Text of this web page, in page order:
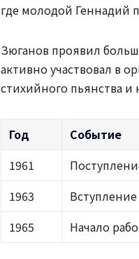
где молодой Геннадий
Зюганов проявил
активно участвовал в
стихийного пьянства
Год
Событие
1961
1963
1965
Начало